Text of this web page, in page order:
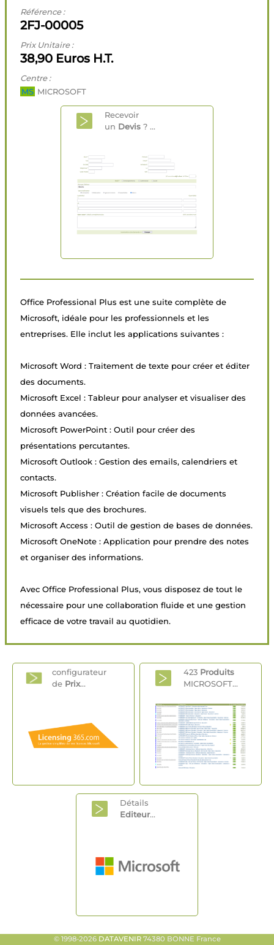
Référence :
2FJ-00005
Prix Unitaire :
38,90 Euros H.T.
Centre :
MS MICROSOFT
Recevoir
un Devis ? ...
Office Professional Plus est une suite complète de
Microsoft, idéale pour les professionnels et les
entreprises. Elle inclut les applications suivantes :
Microsoft Word : Traitement de texte pour créer et éditer
des documents.
Microsoft Excel : Tableur pour analyser et visualiser des
données avancées.
Microsoft PowerPoint : Outil pour créer des
présentations percutantes.
Microsoft Outlook : Gestion des emails, calendriers et
contacts.
Microsoft Publisher : Création facile de documents
visuels tels que des brochures.
Microsoft Access : Outil de gestion de bases de données.
Microsoft OneNote : Application pour prendre des notes
et organiser des informations.
Avec Office Professional Plus, vous disposez de tout le
nécessaire pour une collaboration fluide et une gestion
efficace de votre travail au quotidien.
configurateur
de Prix...
423 Produits
MICROSOFT...
Détails
Editeur...
© 1998-2026 DATAVENIR74380 BONNE France